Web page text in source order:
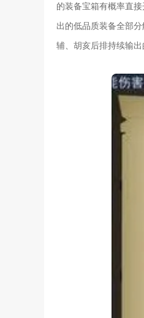
的装备宝箱有概率直
出的低品质装备全部
辅、胡亥后排持续输出